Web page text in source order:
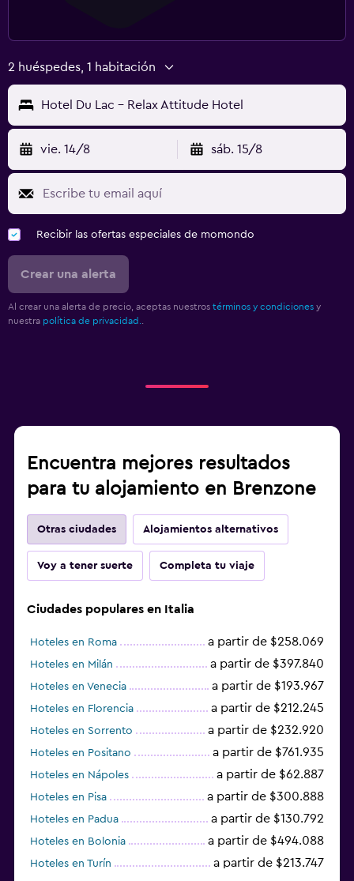
2 huéspedes, 1 habitación
Hotel Du Lac - Relax Attitude Hotel
vie. 14/8 sáb. 15/8
Recibir las ofertas especiales de momondo
Crear una alerta
Al crear una alerta de precio, aceptas nuestros términos y condiciones y
nuestra política de privacidad.
Encuentra mejores resultados
para tu alojamiento en Brenzone
Otras ciudades Alojamientos alternativos
Voy a tener suerte Completa tu viaje
Ciudades populares en Italia
Hoteles en Roma a partir de $258.069
Hoteles en Milán a partir de $397.840
Hoteles en Venecia a partir de $193.967
Hoteles en Florencia a partir de $212.245
Hoteles en Sorrento a partir de $232.920
Hoteles en Positano a partir de $761.935
Hoteles en Nápoles a partir de $62.887
Hoteles en Pisa a partir de $300.888
Hoteles en Padua a partir de $130.792
Hoteles en Bolonia a partir de $494.088
Hoteles en Turín a partir de $213.747